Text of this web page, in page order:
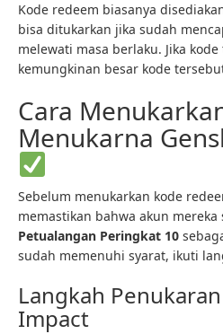
Kode redeem biasanya
bisa ditukarkan jika sudah
melewati masa berlaku. Jika
kemungkinan besar kode
Cara
Menukarna
Sebelum menukarkan kode
memastikan bahwa akun mereka
Petualangan Peringkat 10
sudah memenuhi syarat, ikuti
Langkah
Impact